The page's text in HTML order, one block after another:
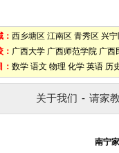
西乡塘区 江南区 青秀区 兴宁
广西大学 广西师范学院 广西
数学 语文 物理 化学 英语 历
关于我们 - 请家教
南宁